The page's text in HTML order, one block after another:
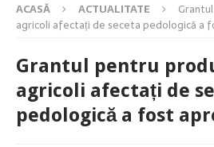
ACASĂ ACTUALITATE
agricoli afectați de seceta pedologică a
Grantul pentru
agricoli afectați de
pedologică a fost